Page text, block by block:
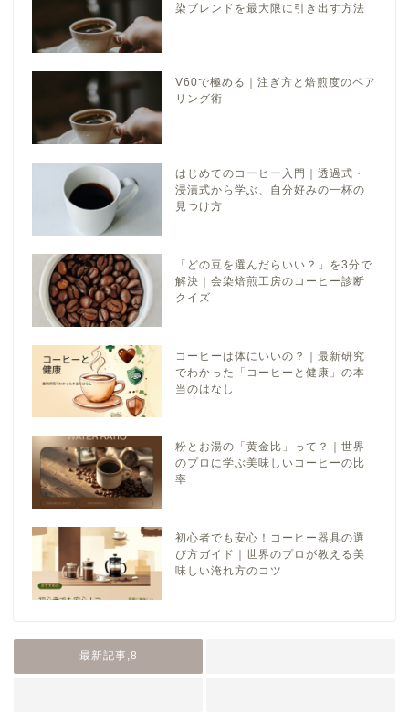
染ブレンドを最大限に引き出す方法
V60で極める｜注ぎ方と焙煎度のペア
リング術
はじめてのコーヒー入門｜透過式・
浸漬式から学ぶ、自分好みの一杯の
見つけ方
「どの豆を選んだらいい？」を3分で
解決｜会染焙煎工房のコーヒー診断
クイズ
コーヒーは体にいいの？｜最新研究
でわかった「コーヒーと健康」の本
当のはなし
粉とお湯の「黄金比」って？｜世界
のプロに学ぶ美味しいコーヒーの比
率
初心者でも安心！コーヒー器具の選
び方ガイド｜世界のプロが教える美
味しい淹れ方のコツ
最新記事,8